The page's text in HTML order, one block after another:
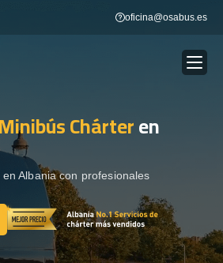
oficina@osabus.es
Show dropdown
Show dropdown
Minibús Chárteren
Albania con profesionales